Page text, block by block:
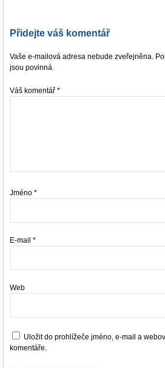
Přidejte váš komentář
Vaše e-mailová adresa nebude zveřejněna.
jsou povinná.
Váš komentář *
Jméno *
E-mail *
Web
Uložit do prohlížeče jméno, e-mail a
komentáře.